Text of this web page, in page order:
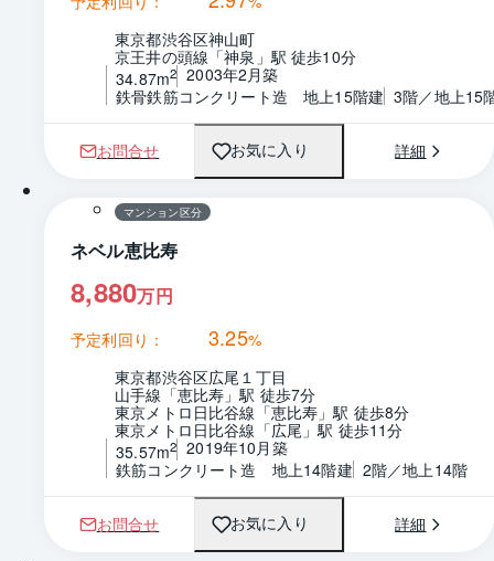
東京都渋谷区神山町
京王井の頭線「神泉」駅 徒歩10分
34.87m2 2003年2月築
鉄骨鉄筋コンクリート造　地上15階建 3階／地上15
お問合せ お気に入り 詳細
1 / 0 間取り
マンション区分
ネベル恵比寿
8,880万円
予定利回り： 3.25%
東京都渋谷区広尾１丁目
山手線「恵比寿」駅 徒歩7分
東京メトロ日比谷線「恵比寿」駅 徒歩8分
東京メトロ日比谷線「広尾」駅 徒歩11分
35.57m2 2019年10月築
鉄筋コンクリート造　地上14階建 2階／地上14階
お問合せ お気に入り 詳細
1 / 0